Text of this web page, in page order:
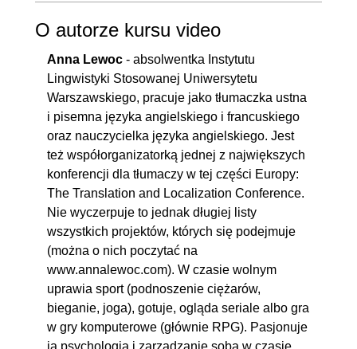
O autorze kursu video
Anna Lewoc - absolwentka Instytutu
Lingwistyki Stosowanej Uniwersytetu
Warszawskiego, pracuje jako tłumaczka ustna
i pisemna języka angielskiego i francuskiego
oraz nauczycielka języka angielskiego. Jest
też współorganizatorką jednej z największych
konferencji dla tłumaczy w tej części Europy:
The Translation and Localization Conference.
Nie wyczerpuje to jednak długiej listy
wszystkich projektów, których się podejmuje
(można o nich poczytać na
www.annalewoc.com). W czasie wolnym
uprawia sport (podnoszenie ciężarów,
bieganie, joga), gotuje, ogląda seriale albo gra
w gry komputerowe (głównie RPG). Pasjonuje
ją psychologia i zarządzanie sobą w czasie.